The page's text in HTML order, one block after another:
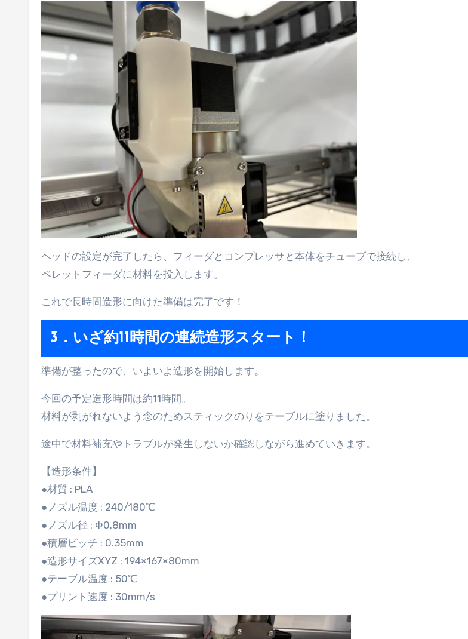
ヘッドの設定が完了したら、フィーダとコンプレッサと本体をチューブで接続し、
ペレットフィーダに材料を投入します。
これで長時間造形に向けた準備は完了です！
3． いざ約11時間の連続造形スタート！
準備が整ったので、いよいよ造形を開始します。
今回の予定造形時間は約11時間。
材料が剥がれないよう念のためスティックのりをテーブルに塗りました。
途中で材料補充やトラブルが発生しないか確認しながら進めていきます。
【造形条件】
●材質 : PLA
●ノズル温度 : 240/180℃
●ノズル径 : Φ0.8mm
●積層ピッチ : 0.35mm
●造形サイズXYZ : 194×167×80mm
●テーブル温度 : 50℃
●プリント速度 : 30mm/s